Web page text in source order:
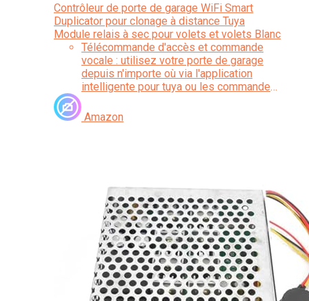
Contrôleur de porte de garage WiFi Smart
Duplicator pour clonage à distance Tuya
Module relais à sec pour volets et volets Blanc
Télécommande d'accès et commande
vocale : utilisez votre porte de garage
depuis n'importe où via l'application
intelligente pour tuya ou les commandes
entrée pratique pour la famille et les
invités sans avoir besoin de
Amazon